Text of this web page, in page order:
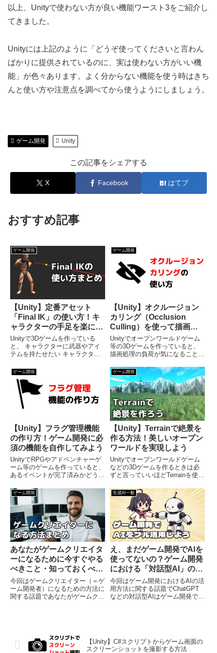
以上、Unityで使わない方が良い機能ワースト3をご紹介し
てきました。
Unityには上記のように「どうぞ使ってくださいと言わん
ばかりに提供されているのに、実は使わない方がいい機
能」が色々あります。よく分からない機能を使う時はきち
んと使い方や注意点を調べてから使うようにしましょう。
ゲーム開発 Unity
この記事をシェアする
X Facebook はてブ
おすすめ記事
ゲーム開発
【Unity】定番アセット
「Final IK」の使い方！キ
ャラクターの手足を楽に制
御しよう
Unityで3Dゲームを作っている
と、 キャラクターに武器やアイ
テムを持たせたい キャラクター
したいといった欲が出てきます。
そんなときに便利なのがFinal IK
という定番アセットなのですが、
Final IKは...
ゲーム開発
【Unity】オクルージョン
カリング（Occlusion
Culling）を使って描画処
理を最適化する方法
Unityでオープンワールドゲーム
等の3Dゲームを作っていると、
描画処理の負荷が気になることが
色々な最適化処理を学んできたの
ですが、一つだけイマイチ使い方
がよく分からない最適化機能があ
りました。それは「オクルー...
ゲーム開発
【Unity】フラグ管理機能
の作り方！ゲーム開発に必
須の機能を自作してみよう
UnityでRPGやアドベンチャーゲ
ーム等のゲームを作っていると、
あるイベントが完了済みかどうか
の進行状況によってストーリーを
変化させたいといった処理を実装
したくなることがあります。この
ような場合は「フラグ」...
ゲーム開発
【Unity】Terrainで絶景を
作る方法！美しいオープン
ワールドを実現しよう
Unityでオープンワールドゲーム
などの3Dゲームを作るときは必
ずと言っていいほどTerrainを使う
際にTerrainを作ってみると なか
なかリアルな地形を作れない 頑
張って作ったけど、なんかTerrain
の...
ゲーム開発
あなたがゲームクリエイタ
ーになるために今すぐやる
べきこと・知っておくべき
ことまとめ【ゲーム開発】
今回はゲームクリエイター（＝ゲ
ーム開発者）になるための方法に
関する話題であなたがゲームクリ
いう内容になっています。私は
自...
生成AI一般
え、まだゲーム開発でAIを
使ってないの？ゲーム開発
における「対話型AI」の具
体的な活用方法や注意点ま
とめ
今回はゲーム開発におけるAIの活
用方法に関する話題でChatGPT
などの対話型AIはゲーム開発でガ
【Unity】C#スクリプトからゲーム画面の
スクリーンショットを撮影する方法